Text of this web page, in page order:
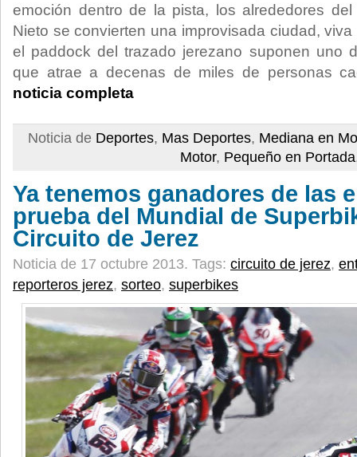
emoción dentro de la pista, los alrededores
Nieto se convierten una improvisada ciudad,
el paddock del trazado jerezano suponen uno
que atrae a decenas de miles de personas
noticia completa
Noticia de Deportes, Mas Deportes, Mediana en
Motor, Pequeño en Portada
Ya tenemos ganadores de las
prueba del Mundial de
Circuito de Jerez
Noticia de 17 octubre 2013. Tags: circuito de jerez,
reporteros jerez, sorteo, superbikes